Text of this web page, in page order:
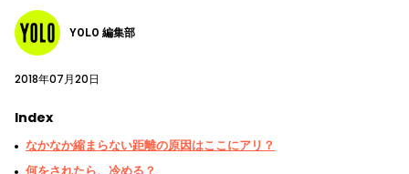
YOLO 編集部
2018年07月20日
Index
なかなか縮まらない距離の原因はここにアリ？
何をされたら、冷める？